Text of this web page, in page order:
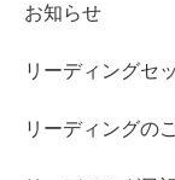
お知らせ
リーディングセ
リーディングの